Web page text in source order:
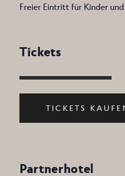
Freier Eintritt für Kinder und
Tickets
TICKETS
Partnerhotel